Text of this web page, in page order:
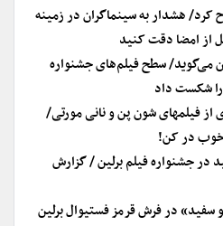
کرد/ هشدار به سینماگران در زمینه
از امضا دقت کنید
می‌گوید/ سطح فیلم‌های جشنواره
شکست داد
از فیلمهای شون پن و نانی مورتی/
خوب در کن!
در جشنواره فیلم برلین / گزارش
سفید» در فرش قرمز فستیوال برلین